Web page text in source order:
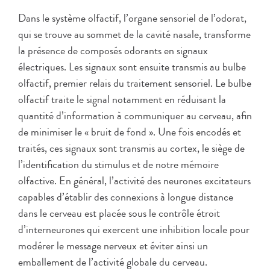
Dans le système olfactif, l’organe sensoriel de l’odorat,
qui se trouve au sommet de la cavité nasale, transforme
la présence de composés odorants en signaux
électriques. Les signaux sont ensuite transmis au bulbe
olfactif, premier relais du traitement sensoriel. Le bulbe
olfactif traite le signal notamment en réduisant la
quantité d’information à communiquer au cerveau, afin
de minimiser le « bruit de fond ». Une fois encodés et
traités, ces signaux sont transmis au cortex, le siège de
l’identification du stimulus et de notre mémoire
olfactive. En général, l’activité des neurones excitateurs
capables d’établir des connexions à longue distance
dans le cerveau est placée sous le contrôle étroit
d’interneurones qui exercent une inhibition locale pour
modérer le message nerveux et éviter ainsi un
emballement de l’activité globale du cerveau.